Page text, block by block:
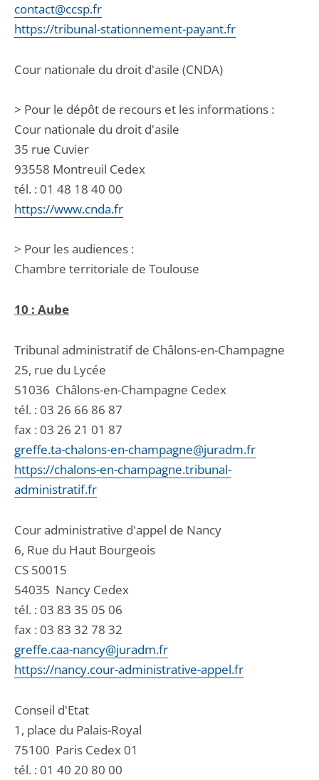
contact@ccsp.fr
https://tribunal-stationnement-payant.fr
Cour nationale du droit d'asile (CNDA)
> Pour le dépôt de recours et les informations :
Cour nationale du droit d'asile
35 rue Cuvier
93558 Montreuil Cedex
tél. : 01 48 18 40 00
https://www.cnda.fr
> Pour les audiences :
Chambre territoriale de Toulouse
10 : Aube
Tribunal administratif de Châlons-en-Champagne
25, rue du Lycée
51036 Châlons-en-Champagne Cedex
tél. : 03 26 66 86 87
fax : 03 26 21 01 87
greffe.ta-chalons-en-champagne@juradm.fr
https://chalons-en-champagne.tribunal-
administratif.fr
Cour administrative d'appel de Nancy
6, Rue du Haut Bourgeois
CS 50015
54035 Nancy Cedex
tél. : 03 83 35 05 06
fax : 03 83 32 78 32
greffe.caa-nancy@juradm.fr
https://nancy.cour-administrative-appel.fr
Conseil d'Etat
1, place du Palais-Royal
75100 Paris Cedex 01
tél. : 01 40 20 80 00